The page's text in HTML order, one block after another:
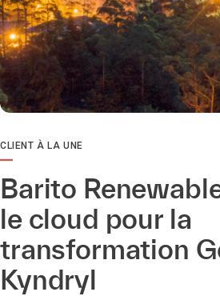
CLIENT À LA UNE
Barito
le cloud pour la
transformation
Kyndryl